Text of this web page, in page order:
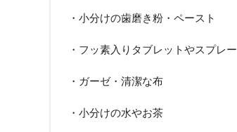
・小分けの歯磨き粉・ペースト
・フッ素入りタブレットやスプレー
・ガーゼ・清潔な布
・小分けの水やお茶